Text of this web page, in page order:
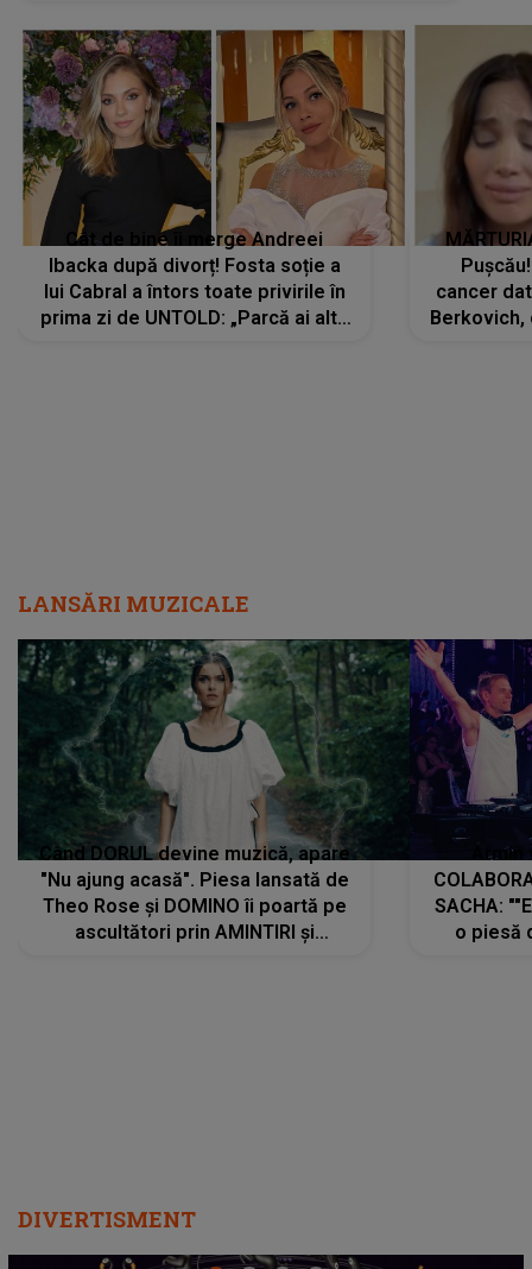
Cât de bine îi merge Andreei
Ibacka după divorț! Fosta soție a
lui Cabral a întors toate privirile în
prima zi de UNTOLD: „Parcă ai altă
cancer
Berkovich,
LANSĂRI MUZICALE
Când DORUL devine muzică, apare
"Nu ajung acasă". Piesa lansată de
Theo Rose și DOMINO îi poartă pe
ascultători prin AMINTIRI și
SACHA:
o piesă
DIVERTISMENT